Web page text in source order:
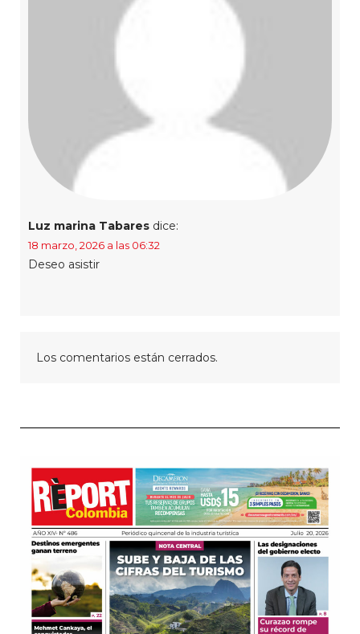
Luz marina Tabares dice:
18 marzo, 2026 a las 06:32
Deseo asistir
Los comentarios están cerrados.